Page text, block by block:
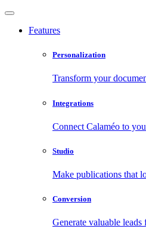
Features
Personalization
Transform your
Integrations
Connect Calaméo to
Studio
Make publications that
Conversion
Generate valuable